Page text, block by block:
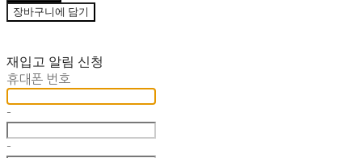
장바구니에 담기
재입고 알림 신청
휴대폰 번호
-
-